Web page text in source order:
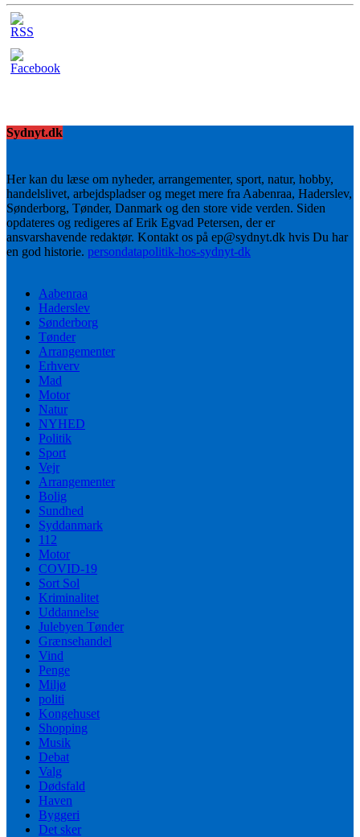
Sydnyt.dk
Her kan du læse om nyheder, arrangementer, sport, natur, hobby,
handelslivet, arbejdspladser og meget mere fra Aabenraa, Haderslev,
Sønderborg, Tønder, Danmark og den store vide verden. Siden
opdateres og redigeres af Erik Egvad Petersen, der er
ansvarshavende redaktør. Kontakt os på ep@sydnyt.dk hvis Du har
en god historie. persondatapolitik-hos-sydnyt-dk
Aabenraa
Haderslev
Sønderborg
Tønder
Arrangementer
Erhverv
Mad
Motor
Natur
NYHED
Politik
Sport
Vejr
Arrangementer
Bolig
Sundhed
Syddanmark
112
Motor
COVID-19
Sort Sol
Kriminalitet
Uddannelse
Julebyen Tønder
Grænsehandel
Vind
Penge
Miljø
politi
Kongehuset
Shopping
Musik
Debat
Valg
Dødsfald
Haven
Byggeri
Det sker